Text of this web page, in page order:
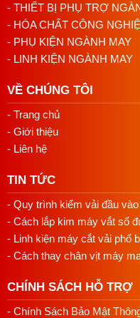
- THIẾT BỊ PHỤ TRỢ
- HÓA CHẤT CÔNG
- PHỤ KIỆN NGÀNH MAY
- LINH KIỆN NGÀNH MAY
VỀ CHÚNG TÔI
- Trang chủ
- Giới thiệu
- Liên hệ
TIN TỨC
- Quy trình kiểm vải đầu
- Cách lắp kim máy vắt sổ
- Linh kiện máy cắt vải phổ
- Cách thay chân vịt máy
CHÍNH SÁCH HỖ TRỢ
- Chính Sách Bảo Mật